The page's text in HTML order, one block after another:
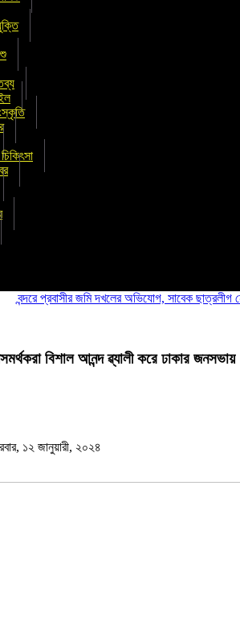
প্রবাসীর জমি দখলের অভিযোগ, সাবেক ছাত্রলীগ নেতা
বিশাল আনন্দ ৱ্যালী করে ঢাকার জনসভায়
১২ জানুয়ারী, ২০২৪